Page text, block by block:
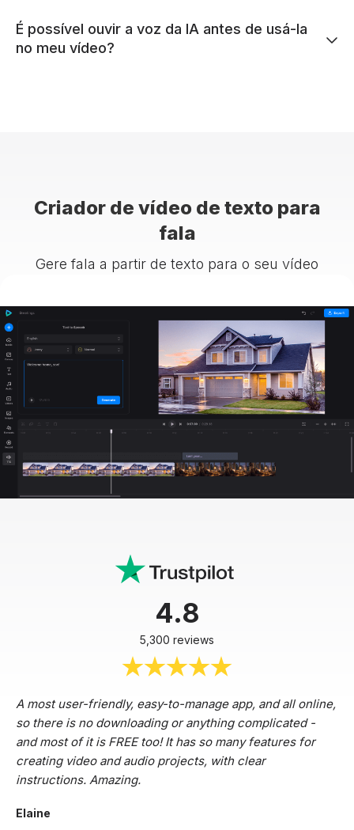
É possível ouvir a voz da IA antes de usá-la
no meu vídeo?
Criador de vídeo de texto para
fala
Gere fala a partir de texto para o seu vídeo
4.8
5,300 reviews
A most user-friendly, easy-to-manage app, and all online,
so there is no downloading or anything complicated -
and most of it is FREE too! It has so many features for
creating video and audio projects, with clear
instructions. Amazing.
Elaine